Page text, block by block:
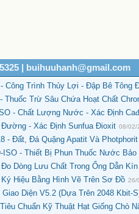
| buihuuhanh@gmail.com
Công Trình Thủy Lợi - Đập Bê Tông
Thuốc Trừ Sâu Chứa Hoạt Chất
- Chất Lượng Nước - Xác Định
Đường - Xác Định Sunfua Đioxit 08/02/
- Đất, Đá Quặng Apatit Và
ISO - Thiết Bị Phun Thuốc Nước
Đo Dòng Lưu Chất Trong Ống Dẫn
Ký Hiệu Bằng Hình Vẽ Trên Sơ Đồ 26/
Giao Diện V5.2 (Dựa Trên 2048 Kbit-
Chuẩn Kỹ Thuật Hạt Giống Chò